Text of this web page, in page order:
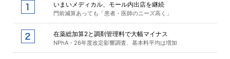
いまいメディカル、モール内出店を継続
門前減算あっても「患者・医師のニーズ高く」
在薬総加算2と調剤管理料で大幅マイナス
NPhA・26年度改定影響調査、基本料平均は増加